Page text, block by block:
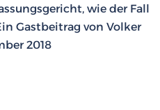
wie der Fall
Gastbeitrag von Volker
2018